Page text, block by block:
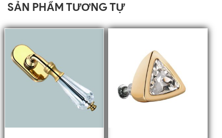
SẢN PHẨM TƯƠNG TỰ